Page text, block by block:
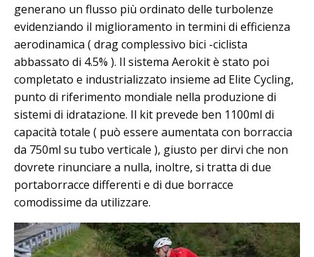
generano un flusso più ordinato delle turbolenze
evidenziando il miglioramento in termini di efficienza
aerodinamica ( drag complessivo bici -ciclista
abbassato di 4.5% ). Il sistema Aerokit è stato poi
completato e industrializzato insieme ad Elite Cycling,
punto di riferimento mondiale nella produzione di
sistemi di idratazione. Il kit prevede ben 1100ml di
capacità totale ( può essere aumentata con borraccia
da 750ml su tubo verticale ), giusto per dirvi che non
dovrete rinunciare a nulla, inoltre, si tratta di due
portaborracce differenti e di due borracce
comodissime da utilizzare.